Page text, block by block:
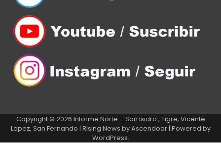
Copyright © 2026 Informe Norte – San Isidro , Tigre, Vicente
Lopez, San Fernando | Rising News byAscendoor| Powered by
WordPress.